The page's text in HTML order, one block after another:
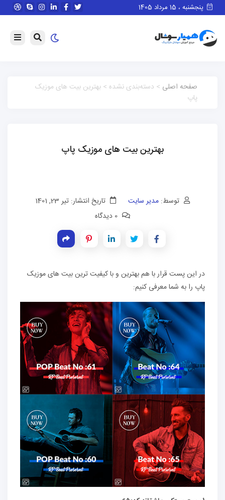
پنجشنبه ، 15 مرداد 1405
صفحه اصلی > دسته‌بندی نشده > بهترین بیت های موزیک
پاپ
بهترین بیت های موزیک پاپ
توسط: مدیر سایت
تاریخ انتشار: تیر 23, 1401
در این پست قرار با هم بهترین و با کیفیت ترین بیت های موزیک
پاپ را به شما معرفی کنیم: